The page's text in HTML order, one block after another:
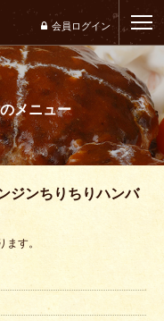
会員ログイン
メニュー
ジンちりちりハンバ
す。